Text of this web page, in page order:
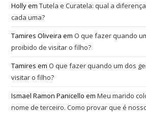
HollyemTutela e Curatela: qual a
cada uma?
Tamires Oliveira emO que fazer quando
proibido de visitar o filho?
Tamires emO que fazer quando um dos
visitar o filho?
Ismael Ramon Panicello emMeu marido
nome de terceiro. Como provar que é